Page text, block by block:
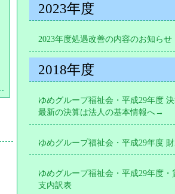
2023年度
2023年度処遇改善の内容のお知らせ
2018年度
ゆめグループ福祉会・平成29年度
最新の決算は法人の基本情報へ→
ゆめグループ福祉会・平成29年度
ゆめグループ福祉会・平成29年度
支内訳表